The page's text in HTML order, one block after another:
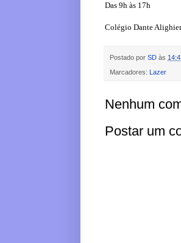
Das 9h às 17h
Colégio Dante
Postado por SD às
Marcadores: Lazer
Nenhum
Postar um